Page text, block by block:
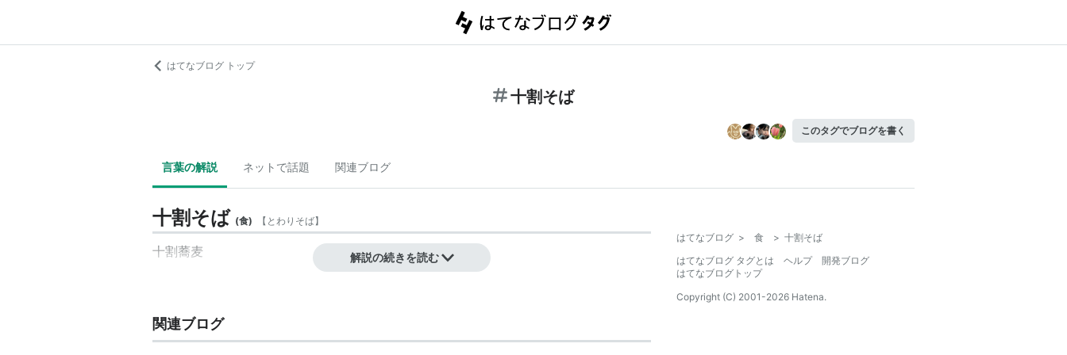
はてなブログ トップ
十割そば
このタグでブログを書く
言葉の解説 ネットで話題 関連ブログ
十割そば (食) 【 とわりそば】
十割蕎麦 解説の続きを読む
関連ブログ
はてなブログ > 食 > 十割そば
はてなブログ タグとは
ヘルプ
開発ブログ
はてなブログトップ
Copyright (C) 2001-2026 Hatena.